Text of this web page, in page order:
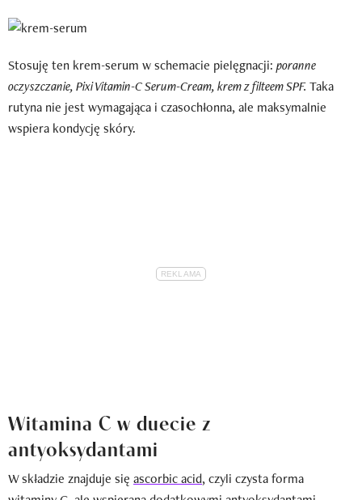
Stosuję ten krem-serum w schemacie pielęgnacji: poranne
oczyszczanie, Pixi Vitamin-C Serum-Cream, krem z filteem SPF.Taka
rutyna nie jest wymagająca i czasochłonna, ale maksymalnie
wspiera kondycję skóry.
Witamina C w duecie z
antyoksydantami
W składzie znajduje się ascorbic acid, czyli czysta forma